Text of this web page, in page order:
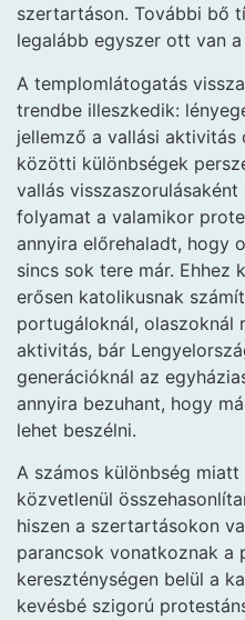
szertartáson. További bő
legalább egyszer ott van
A templomlátogatás
trendbe illeszkedik:
jellemző a vallási aktivitás
közötti különbségek
vallás
folyamat a valamikor
annyira előrehaladt, hogy
sincs sok tere már. Ehhez
erősen katolikusnak
portugáloknál, olaszoknál
aktivitás, bár
generációknál az
annyira bezuhant, hogy
lehet beszélni.
A számos különbség miatt
közvetlenül
hiszen a szertartásokon
parancsok vonatkoznak a
kereszténységen belül a
kevésbé szigorú